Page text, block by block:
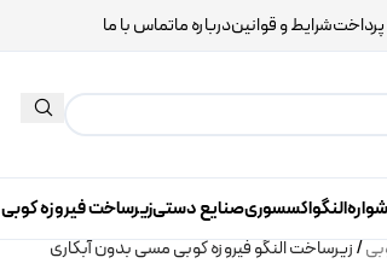
شرایط و قوانیندرباره ماتماس با ما
النگواکسسوریصنایع دستیزیرساخت فیروزه کوبی
/زیرساخت النگو فیروزه کوبی مسی بدون آبکاری